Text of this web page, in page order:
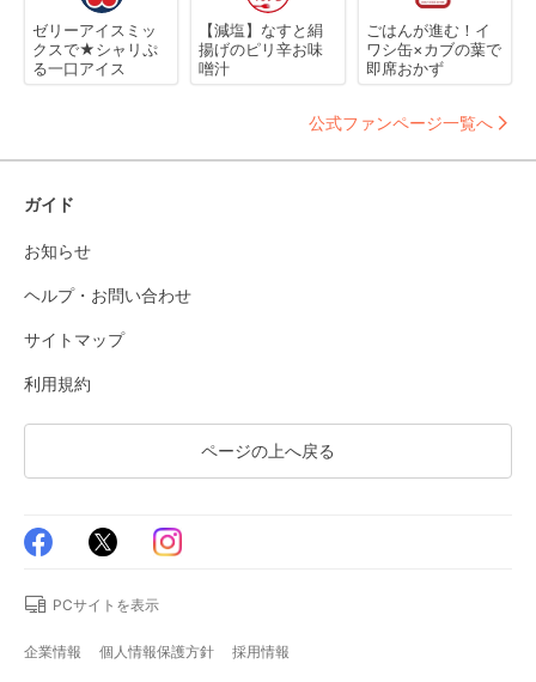
ゼリーアイスミッ
クスで★シャリぷ
る一口アイス
【減塩】なすと絹
揚げのピリ辛お味
噌汁
ごはんが進む！イ
ワシ缶×カブの葉で
即席おかず
公式ファンページ一覧へ
ガイド
お知らせ
ヘルプ・お問い合わせ
サイトマップ
利用規約
ページの上へ戻る
PCサイトを表示
企業情報 個人情報保護方針 採用情報